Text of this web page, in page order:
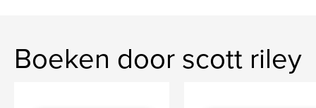
Boeken door scott riley